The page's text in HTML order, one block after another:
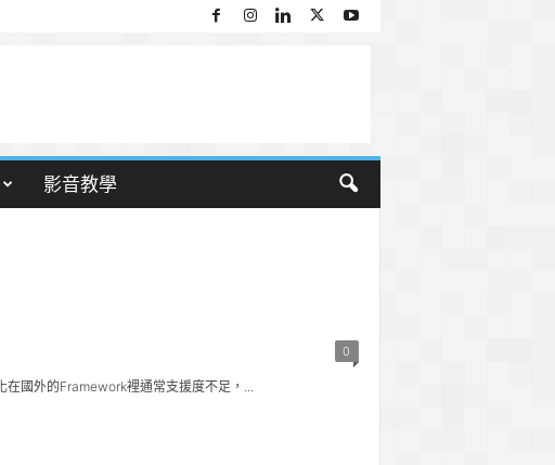
影音教學
0
國外的Framework裡通常支援度不足，...